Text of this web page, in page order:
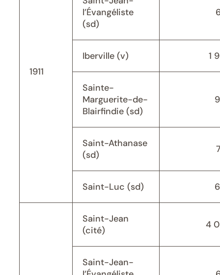
1911
l’Évangéliste
(sd)
Iberville (v) 1
Sainte-
Marguerite-de-
Blairfindie (sd)
Saint-Athanase
(sd)
Saint-Luc (sd)
Saint-Jean
(cité)
4
Saint-Jean-